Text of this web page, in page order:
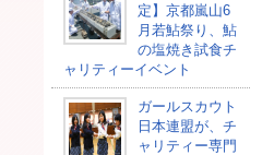
定】京都嵐山6
月若鮎祭り、鮎
の塩焼き試食チ
ャリティーイベント
ガールスカウト
日本連盟が、チ
ャリティー専門